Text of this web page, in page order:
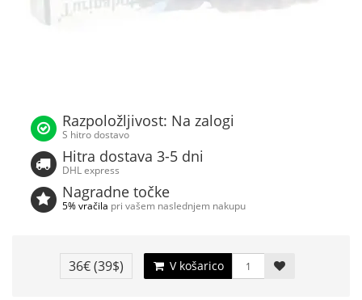
Razpoložljivost: Na zalogi
S hitro dostavo
Hitra dostava 3-5 dni
DHL express
Nagradne točke
5% vračila pri vašem naslednjem nakupu
36€(39$) V košarico